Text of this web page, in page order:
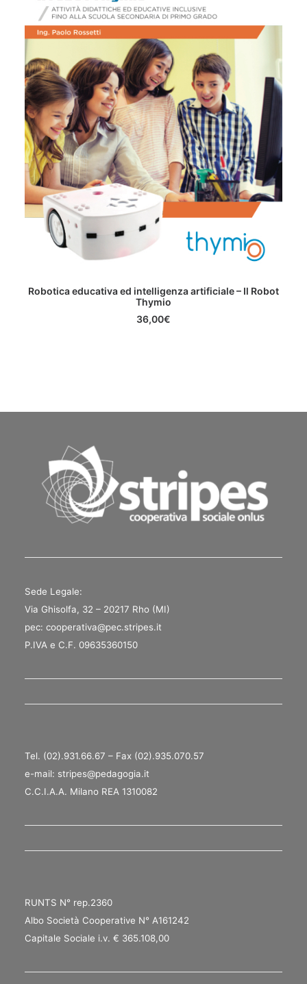
AGGIUNGI AL CARRELLO
Robotica educativa ed intelligenza artificiale – Il Robot
Thymio
36,00€
Sede Legale:
Via Ghisolfa, 32 – 20217 Rho (MI)
pec: cooperativa@pec.stripes.it
P.IVA e C.F. 09635360150
Tel. (02).931.66.67 – Fax (02).935.070.57
e-mail: stripes@pedagogia.it
C.C.I.A.A. Milano REA 1310082
RUNTS N° rep.2360
Albo Società Cooperative N° A161242
Capitale Sociale i.v. € 365.108,00